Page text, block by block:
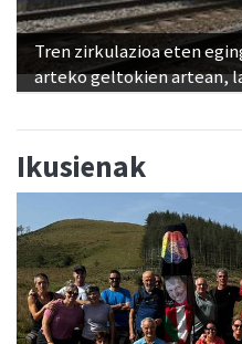
Tren zirkulazioa eten
arteko geltokien artean,
Ikusienak